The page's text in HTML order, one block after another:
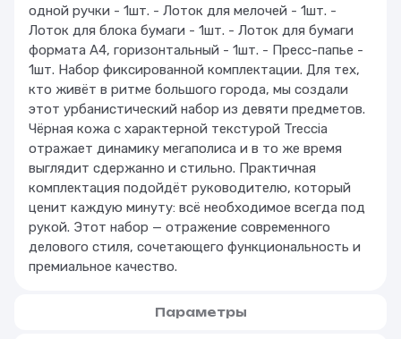
одной ручки - 1шт. - Лоток для мелочей - 1шт. -
Лоток для блока бумаги - 1шт. - Лоток для бумаги
формата А4, горизонтальный - 1шт. - Пресс-папье -
1шт. Набор фиксированной комплектации. Для тех,
кто живёт в ритме большого города, мы создали
этот урбанистический набор из девяти предметов.
Чёрная кожа с характерной текстурой Treccia
отражает динамику мегаполиса и в то же время
выглядит сдержанно и стильно. Практичная
комплектация подойдёт руководителю, который
ценит каждую минуту: всё необходимое всегда под
рукой. Этот набор — отражение современного
делового стиля, сочетающего функциональность и
премиальное качество.
Параметры